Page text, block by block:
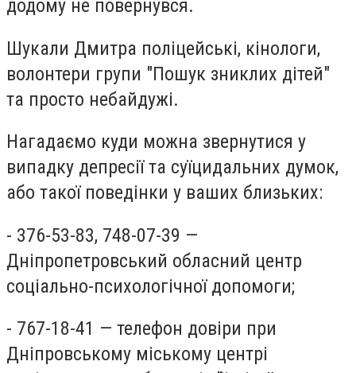
додому не повернувся.
Шукали Дмитра поліцейські, кінологи,
волонтери групи "Пошук зниклих дітей"
та просто небайдужі.
Нагадаємо куди можна звернутися у
випадку депресії та суїцидальних думок,
або такої поведінки у ваших близьких:
- 376-53-83, 748-07-39 —
Дніпропетровський обласний центр
соціально-психологічної допомоги;
- 767-18-41 — телефон довіри при
Дніпровському міському центрі